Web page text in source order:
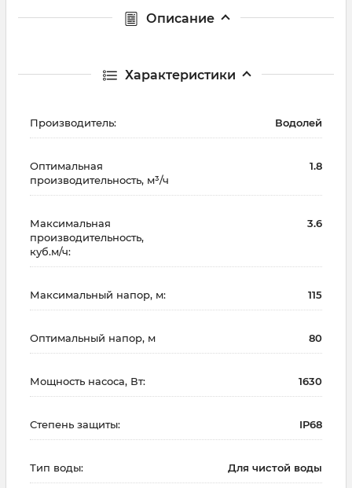
Описание
Характеристики
Производитель: Водолей
Оптимальная
производительность, м³/ч
1.8
Максимальная
производительность,
куб.м/ч:
3.6
Максимальный напор, м: 115
Оптимальный напор, м 80
Мощность насоса, Вт: 1630
Степень защиты: IP68
Тип воды: Для чистой воды